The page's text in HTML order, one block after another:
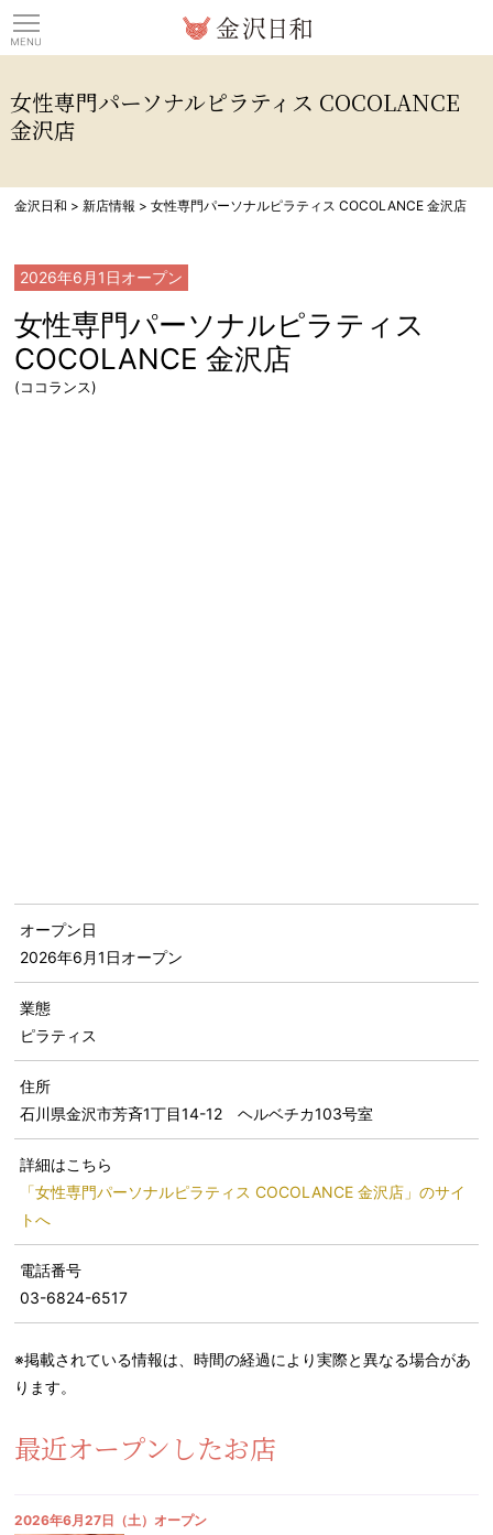
女性専門パーソナルピラティス COCOLANCE
金沢店
金沢日和 >新店情報 >女性専門パーソナルピラティス COCOLANCE 金沢店
2026年6月1日オープン
女性専門パーソナルピラティス
COCOLANCE 金沢店
(ココランス)
オープン日
2026年6月1日オープン
業態
ピラティス
住所
石川県金沢市芳斉1丁目14-12 ヘルベチカ103号室
詳細はこちら
「女性専門パーソナルピラティス COCOLANCE 金沢店」のサイ
トへ
電話番号
03-6824-6517
※掲載されている情報は、時間の経過により実際と異なる場合があ
ります。
最近オープンしたお店
2026年6月27日（土）オープン